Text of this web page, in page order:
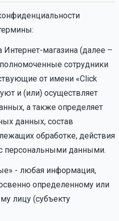
Интернет-магазина (далее –
сотрудники
от имени «Click
и (или) осуществляет
а также определяет
данных, состав
обработке, действия
персональными данными.
- любая информация,
определенному или
лицу (субъекту